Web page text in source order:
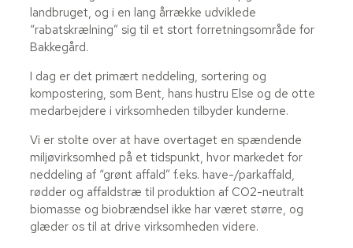
landbruget, og i en lang årrække udviklede
“rabatskrælning” sig til et stort forretningsområde for
Bakkegård.
I dag er det primært neddeling, sortering og
kompostering, som Bent, hans hustru Else og de otte
medarbejdere i virksomheden tilbyder kunderne.
Vi er stolte over at have overtaget en spændende
miljøvirksomhed på et tidspunkt, hvor markedet for
neddeling af “grønt affald” f.eks. have-/parkaffald,
rødder og affaldstræ til produktion af CO2-neutralt
biomasse og biobrændsel ikke har været større, og
glæder os til at drive virksomheden videre.